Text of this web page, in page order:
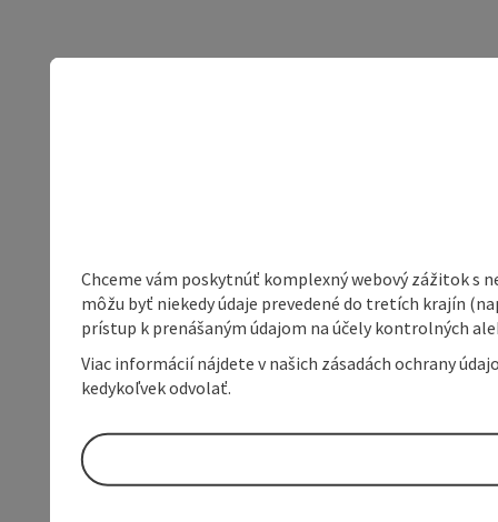
Chceme vám poskytnúť komplexný webový zážitok s
môžu byť niekedy údaje prevedené do tretích krajín
prístup k prenášaným údajom na účely kontrolných
Viac informácií nájdete v našich zásadách ochrany
kedykoľvek odvolať.